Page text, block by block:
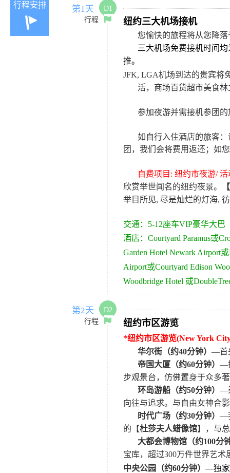
行程安排 第1天
D1
行程
纽约三大机场接机
您愉快的旅程将从您降
三大机场免费接机时间均
推。
JFK, LGA机场到达的贵宾将
活，商场百货超市美食林
参加夜游并需接机参团的
如自行入住酒店的旅客：
团，我们会将费用返还；如
自费项目 : 纽约市夜游/活
欣赏举世闻名的纽约夜景。
举目所见, 尽是灿烂的灯海,
交通： 5-12座车VIP豪华大巴
酒店： Courtyard Paramus或
Garden Hotel Newark Airport或
Airport或Courtyard Edison
Woodbridge Hotel 或
第2天
D2
行程
纽约市区游览
*纽约市区游览(New York
华尔街（约40分钟）—首
帝国大厦（约60分钟）—
步观景台，仿佛置身于众多
环岛游船（约50分钟）—
向往与追求。与自由女神合
时代广场（约30分钟）—
的【杜莎夫人蜡像馆】，与
大都会博物馆（约100分
宝库，超过300万件世界艺术
中央公园（约60分钟） —独